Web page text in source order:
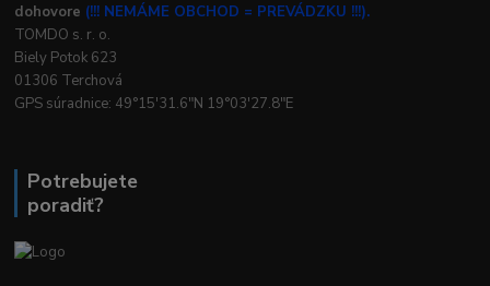
dohovore (!!! NEMÁME OBCHOD = PREVÁDZKU !!!).
TOMDO s. r. o.
Biely Potok 623
01306 Terchová
GPS súradnice: 49°15'31.6"N 19°03'27.8"E
Potrebujete
poradiť?